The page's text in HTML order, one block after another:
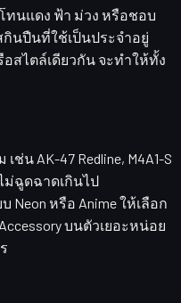
ทนแดง ฟ้า ม่วง หรือชอบ
นปืนที่ใช้เป็นประจำอยู่
สไตล์เดียวกัน จะทำให้ทั้ง
น AK-47 Redline, M4A1-S
ม่ฉูดฉาดเกินไป
หรือ Anime ให้เลือก
บนตัวเยอะหน่อย